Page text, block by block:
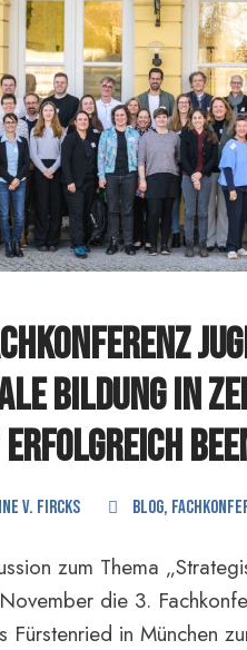
Bildung in
erfolgreich
v. Fircks Blog,
zum Thema
die 3.
Fürstenried in München